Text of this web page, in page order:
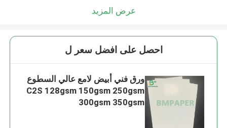
عرض المزيد
احصل على افضل سعر ل
ورق فني أبيض لامع عالي السطوع
C2S 128gsm 150gsm 250gsm
300gsm 350gsm